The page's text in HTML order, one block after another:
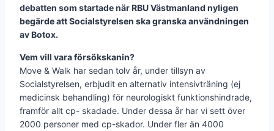
debatten som startade när RBU Västmanland nyligen
begärde att Socialstyrelsen ska granska användningen
av Botox.
Vem vill vara försökskanin?
Move & Walk har sedan tolv år, under tillsyn av
Socialstyrelsen, erbjudit en alternativ intensivträning (ej
medicinsk behandling) för neurologiskt funktionshindrade,
framför allt cp- skadade. Under dessa år har vi sett över
2000 personer med cp-skador. Under fler än 4000